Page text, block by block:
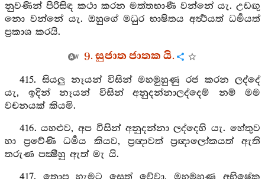
නුවණින් පිරිසිඳ කථා කරන මත්තභාණී වන්නේ යැ. උඩඟු
නො වන්නේ යැ. ඔහුගේ මධුර භාෂිතය අර්‍ත්‍ථයත් ධර්‍මයත්
ප්‍රකාශ කරයි.
9. සුජාත ජාතක යි.
415. සියලු නෑයන් විසින් මහමුහුණු රජ කරන ලද්දේ
යැ, ඉදින් නෑයන් විසින් අනුදන්නාලද්දෙම් නම් මම
වචනයක් කියමි.
416. යහළුව, අප විසින් අනුදන්නා ලද්දෙහි යැ. හේතුව
හා ප්‍රවේණි ධර්‍මය කියව, ප්‍රඥාවත් ප්‍රඥාලෝකයත් ඇති
තරුණ පක්‍ෂීහු ඇත් මැ යි.